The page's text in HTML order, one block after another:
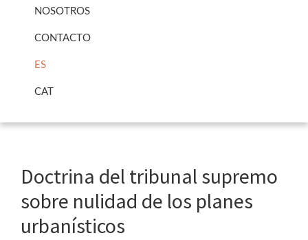
NOSOTROS
CONTACTO
ES
CAT
Doctrina del tribunal supremo
sobre nulidad de los planes
urbanísticos